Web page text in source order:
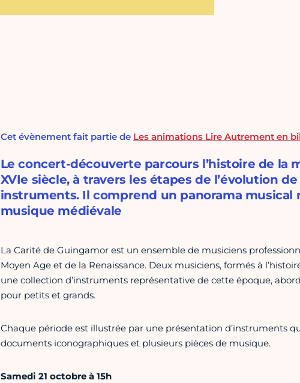
Cet évènement fait partie de Les animations Lire Autrement en
Le concert-découverte parcours l’histoire de la
XVIe siècle, à travers les étapes de l’évolution
instruments. Il comprend un panorama musical
musique médiévale
La Carité de Guingamor est un ensemble de musiciens
Moyen Age et de la Renaissance. Deux musiciens, formés à
une collection d’instruments représentative de cette époque,
pour petits et grands.
Chaque période est illustrée par une présentation d’instruments
documents iconographiques et plusieurs pièces de musique.
Samedi 21 octobre à 15h